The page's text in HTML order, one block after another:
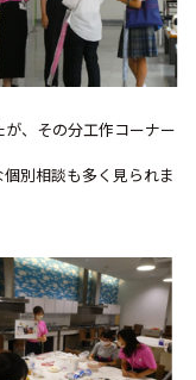
、その分工作コーナー
別相談も多く見られま